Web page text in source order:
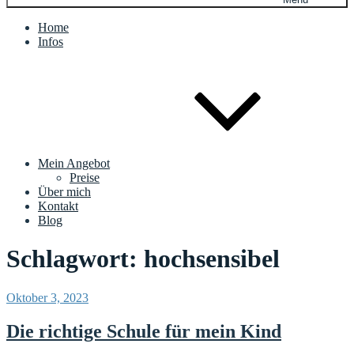
Home
Infos
Mein Angebot
Preise
Über mich
Kontakt
Blog
Schlagwort: hochsensibel
Veröffentlicht
Oktober 3, 2023
Die richtige Schule für mein Kind